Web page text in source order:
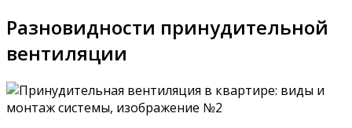
Разновидности принудительной
вентиляции